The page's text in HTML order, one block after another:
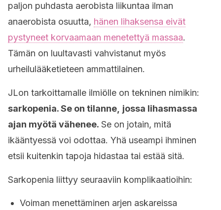
paljon puhdasta aerobista liikuntaa ilman
anaerobista osuutta, hänen lihaksensa eivät
pystyneet korvaamaan menetettyä massaa.
Tämän on luultavasti vahvistanut myös
urheilulääketieteen ammattilainen.
JLon tarkoittamalle ilmiölle on tekninen nimikin:
sarkopenia. Se on tilanne, jossa lihasmassa
ajan myötä vähenee. Se on jotain, mitä
ikääntyessä voi odottaa. Yhä useampi ihminen
etsii kuitenkin tapoja hidastaa tai estää sitä.
Sarkopenia liittyy seuraaviin komplikaatioihin:
Voiman menettäminen arjen askareissa